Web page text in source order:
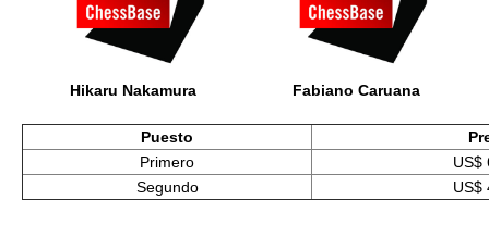
Hikaru Nakamura Fabiano Caruana
Puesto
Primero
US$
Segundo
US$